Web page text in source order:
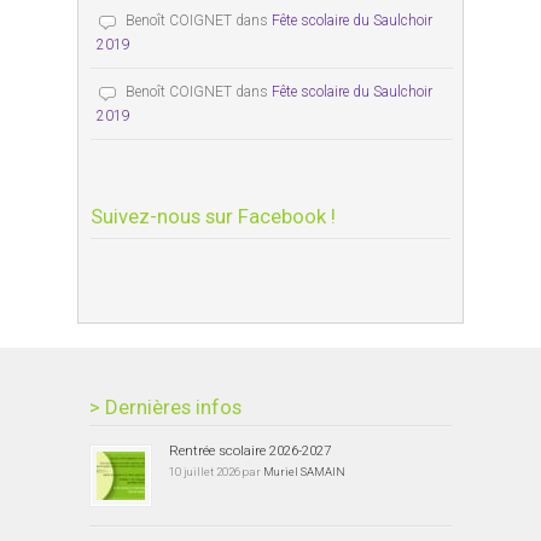
Benoît COIGNET dans Fête scolaire du Saulchoir
2019
Benoît COIGNET dans Fête scolaire du Saulchoir
2019
Suivez-nous sur Facebook !
> Dernières infos
Rentrée scolaire 2026-2027
10 juillet 2026 par Muriel SAMAIN